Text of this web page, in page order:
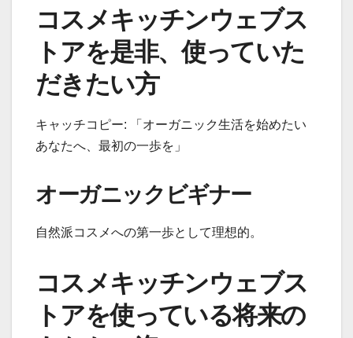
コスメキッチンウェブス
トアを是非、使っていた
だきたい方
キャッチコピー: 「オーガニック生活を始めたい
あなたへ、最初の一歩を」
オーガニックビギナー
自然派コスメへの第一歩として理想的。
コスメキッチンウェブス
トアを使っている将来の